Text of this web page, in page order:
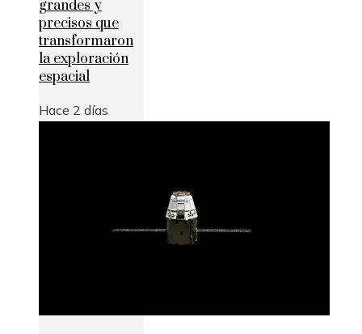
grandes y
precisos que
transformaron
la exploración
espacial
Hace 2 días